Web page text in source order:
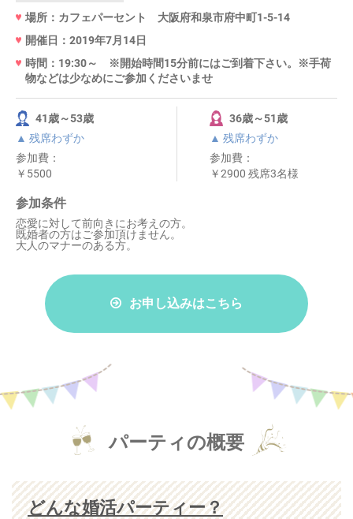
場所：カフェパーセント 大阪府和泉市府中町1-5-14
開催日：2019年7月14日
時間：19:30～ ※開始時間15分前にはご到着下さい。※手荷
物などは少なめにご参加くださいませ
41歳～53歳
▲ 残席わずか
参加費：
￥5500
36歳～51歳
▲ 残席わずか
参加費：
￥2900 残席3名様
参加条件
恋愛に対して前向きにお考えの方。
既婚者の方はご参加頂けません。
大人のマナーのある方。
お申し込みはこちら
パーティの概要
どんな婚活パーティー？